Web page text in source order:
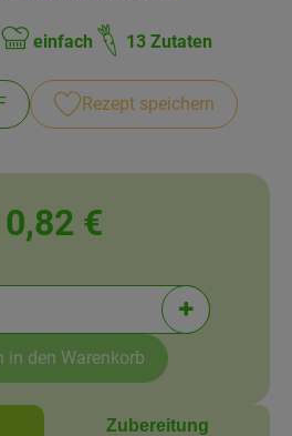
einfach 13 Zutaten
Rezept speichern
€
(aktuell 4 PortionenPortionen
in den Warenkorb
Zubereitung